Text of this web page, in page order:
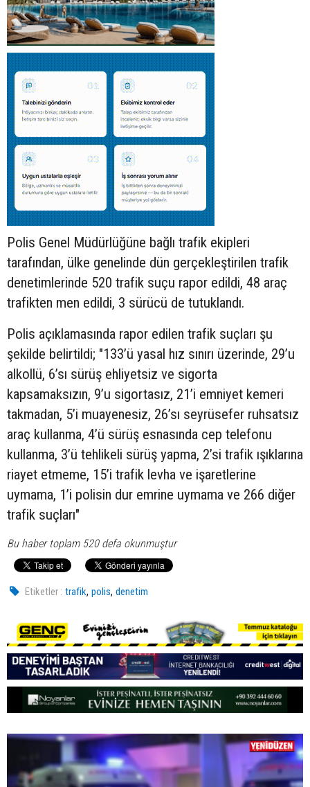
Polis Genel Müdürlüğüne bağlı trafik ekipleri
tarafından, ülke genelinde dün gerçekleştirilen trafik
denetimlerinde 520 trafik suçu rapor edildi, 48 araç
trafikten men edildi, 3 sürücü de tutuklandı.
Polis açıklamasında rapor edilen trafik suçları şu
şekilde belirtildi; "133’ü yasal hız sınırı üzerinde, 29’u
alkollü, 6’sı sürüş ehliyetsiz ve sigorta
kapsamaksızın, 9’u sigortasız, 21’i emniyet kemeri
takmadan, 5’i muayenesiz, 26’sı seyrüsefer ruhsatsız
araç kullanma, 4’ü sürüş esnasında cep telefonu
kullanma, 3’ü tehlikeli sürüş yapma, 2’si trafik ışıklarına
riayet etmeme, 15’i trafik levha ve işaretlerine
uymama, 1’i polisin dur emrine uymama ve 266 diğer
trafik suçları"
Bu haber toplam 520 defa okunmuştur
Etiketler : trafik,polis,denetim